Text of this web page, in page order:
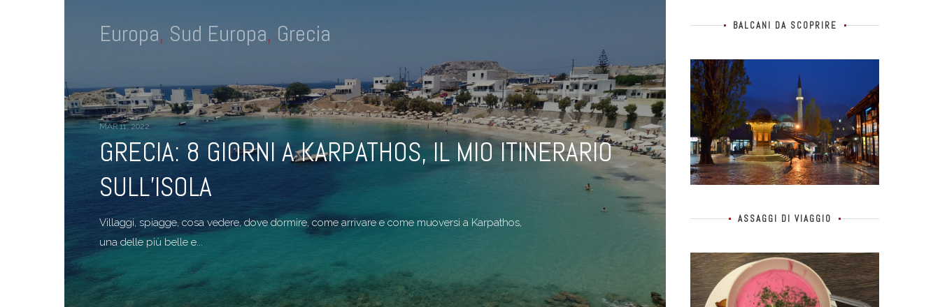
Europa, Sud Europa, Grecia
MAR 11, 2022
GRECIA: 8 GIORNI A KARPATHOS, IL MIO ITINERARIO
SULL’ISOLA
Villaggi, spiagge, cosa vedere, dove dormire, come arrivare e come muoversi a Karpathos,
una delle più belle e...
BALCANI DA SCOPRIRE
ASSAGGI DI VIAGGIO